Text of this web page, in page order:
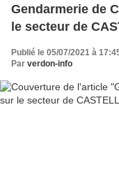
Gendarmerie de Castellane :
le
Publié le 05/07/2021 à
Par verdon-info